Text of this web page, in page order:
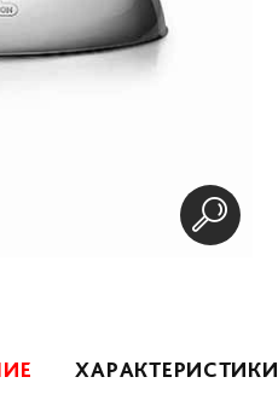
ХАРАКТЕРИСТИКИ